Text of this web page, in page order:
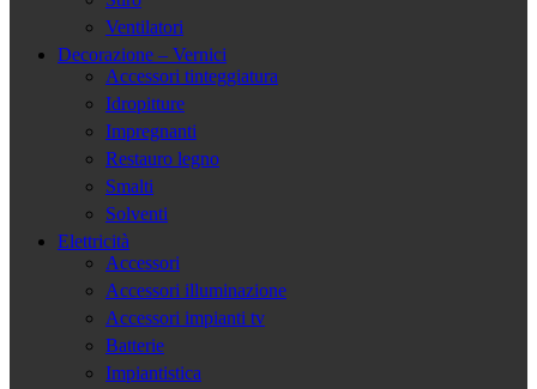
Ventilatori
Decorazione – Vernici
Accessori tinteggiatura
Idropitture
Impregnanti
Restauro legno
Smalti
Solventi
Elettricità
Accessori
Accessori illuminazione
Accessori impianti tv
Batterie
Impiantistica